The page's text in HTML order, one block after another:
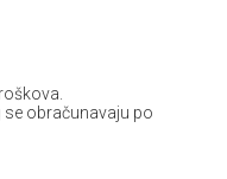
se obračunavaju po